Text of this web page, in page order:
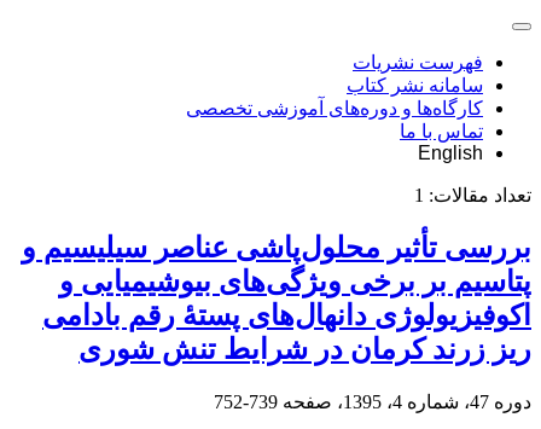
فهرست نشریات
سامانه نشر کتاب
کارگاه‌ها و دوره‌های آموزشی تخصصی
تماس با ما
English
تعداد مقالات: 1
بررسی تأثیر محلول‌پاشی عناصر سیلیسیم و
پتاسیم بر برخی ویژگی‌های بیوشیمیایی و
اکوفیزیولوژی دانهال‌های پستۀ رقم بادامی
ریز زرند کرمان در شرایط تنش شوری
دوره 47، شماره 4، 1395، صفحه 739-752